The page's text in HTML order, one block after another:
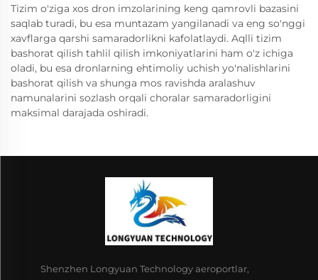
Tizim o'ziga xos dron imzolarining keng qamrovli bazasini
saqlab turadi, bu esa muntazam yangilanadi va eng so'nggi
xavflarga qarshi samaradorlikni kafolatlaydi. Aqlli tizim
bashorat qilish tahlil qilish imkoniyatlarini ham o'z ichiga
oladi, bu esa dronlarning ehtimoliy uchish yo'nalishlarini
bashorat qilish va shunga mos ravishda aralashuv
namunalarini sozlash orqali choralar samaradorligini
maksimal darajada oshiradi.
Shenzhen Longyuan Technology aeroportlar,